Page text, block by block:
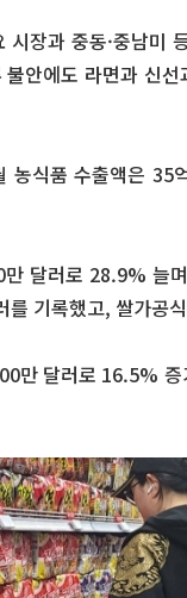
장과 중동·중남미
안에도 라면과 신
농식품 수출액은 35
달러로 28.9% 늘
기록했고, 쌀가공
만 달러로 16.5%